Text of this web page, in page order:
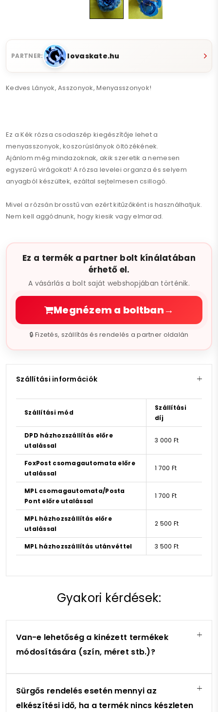
PARTNER: lovaskate.hu
Kedves Lányok, Asszonyok, Menyasszonyok!
Ez a Kék rózsa csodaszép kiegészítője lehet a
menyasszonyok, koszorúslányok öltözékének.
Ajánlom még mindazoknak, akik szeretik a nemesen
egyszerű virágokat! A rózsa levelei organza és selyem
anyagból készültek, ezáltal sejtelmesen csillogó.
Mivel a rózsán brosstű van ezért kitűzőként is használhatjuk.
Nem kell aggódnunk, hogy kiesik vagy elmarad.
frizuránkba.
...a hajgumival pedig összefogath
Ez a termék a partner bolt kínálatában
érhető el.
A vásárlás a bolt saját webshopjában történik.
Megnézem a boltban→
🔒 Fizetés, szállítás és rendelés a partner oldalán
Szállítási információk
Szállítási mód
Szállítási
díj
DPD házhozszállítás előre
utalással
3 000 Ft
FoxPost csomagautomata előre
utalással
1 700 Ft
MPL csomagautomata/Posta
Pont előre utalással
1 700 Ft
MPL házhozszállítás előre
utalással
2 500 Ft
MPL házhozszállítás utánvéttel 3 500 Ft
Gyakori kérdések:
Van-e lehetőség a kinézett termékek
módosítására (szín, méret stb.)?
Sürgős rendelés esetén mennyi az
elkészítési idő, ha a termék nincs készleten